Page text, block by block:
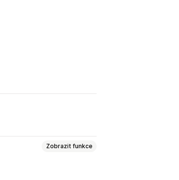
Zobrazit funkce